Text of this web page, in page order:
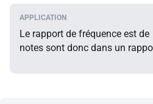
Le rapport de fréquence est de
notes sont donc dans un